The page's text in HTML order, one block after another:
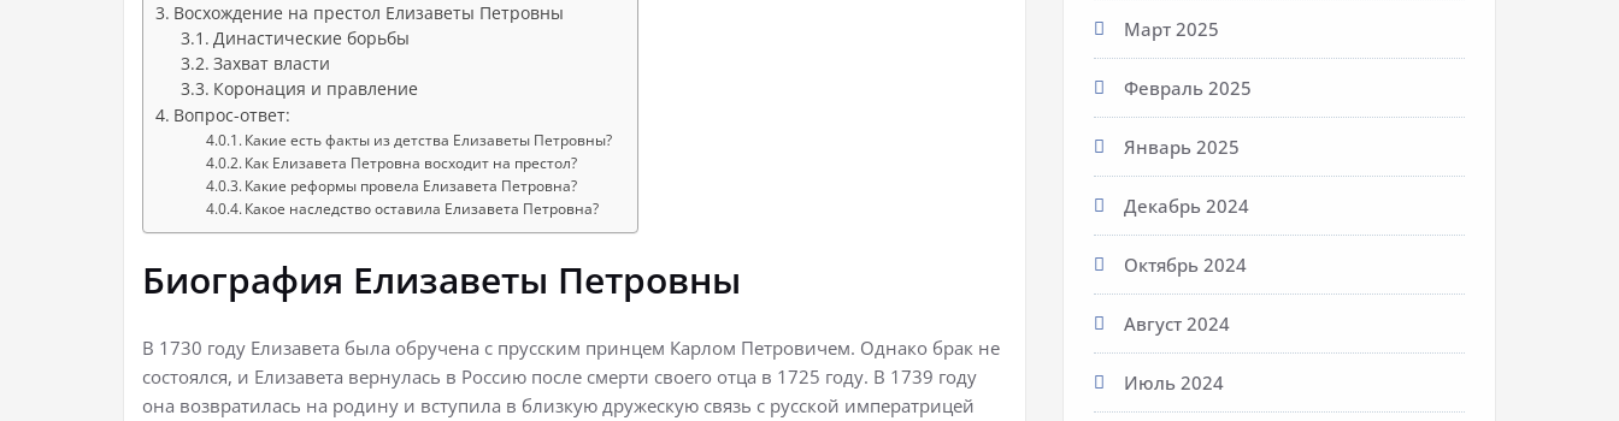
Восхождение на престол Елизаветы Петровны
Династические борьбы
Захват власти
Коронация и правление
Вопрос-ответ:
Какие есть факты из детства Елизаветы Петровны?
Как Елизавета Петровна восходит на престол?
Какие реформы провела Елизавета Петровна?
Какое наследство оставила Елизавета Петровна?
Биография Елизаветы Петровны
В 1730 году Елизавета была обручена с прусским принцем Карлом Петровичем. Однако брак не
состоялся, и Елизавета вернулась в Россию после смерти своего отца в 1725 году. В 1739 году
она возвратилась на родину и вступила в близкую дружескую связь с русской императрицей
Март 2025
Февраль 2025
Январь 2025
Декабрь 2024
Октябрь 2024
Август 2024
Июль 2024